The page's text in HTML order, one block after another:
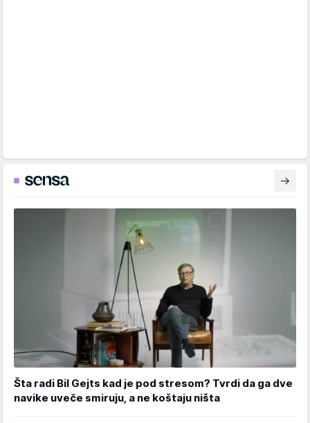
Šta radi Bil Gejts kad je pod stresom? Tvrdi da ga dve
navike uveče smiruju, a ne koštaju ništa